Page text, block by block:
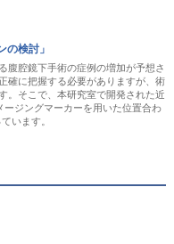
の検討」
腹腔鏡下手術の症例の増加が予想さ
確に把握する必要がありますが、術
。そこで、本研究室で開発された近
ジングマーカーを用いた位置合わ
います。